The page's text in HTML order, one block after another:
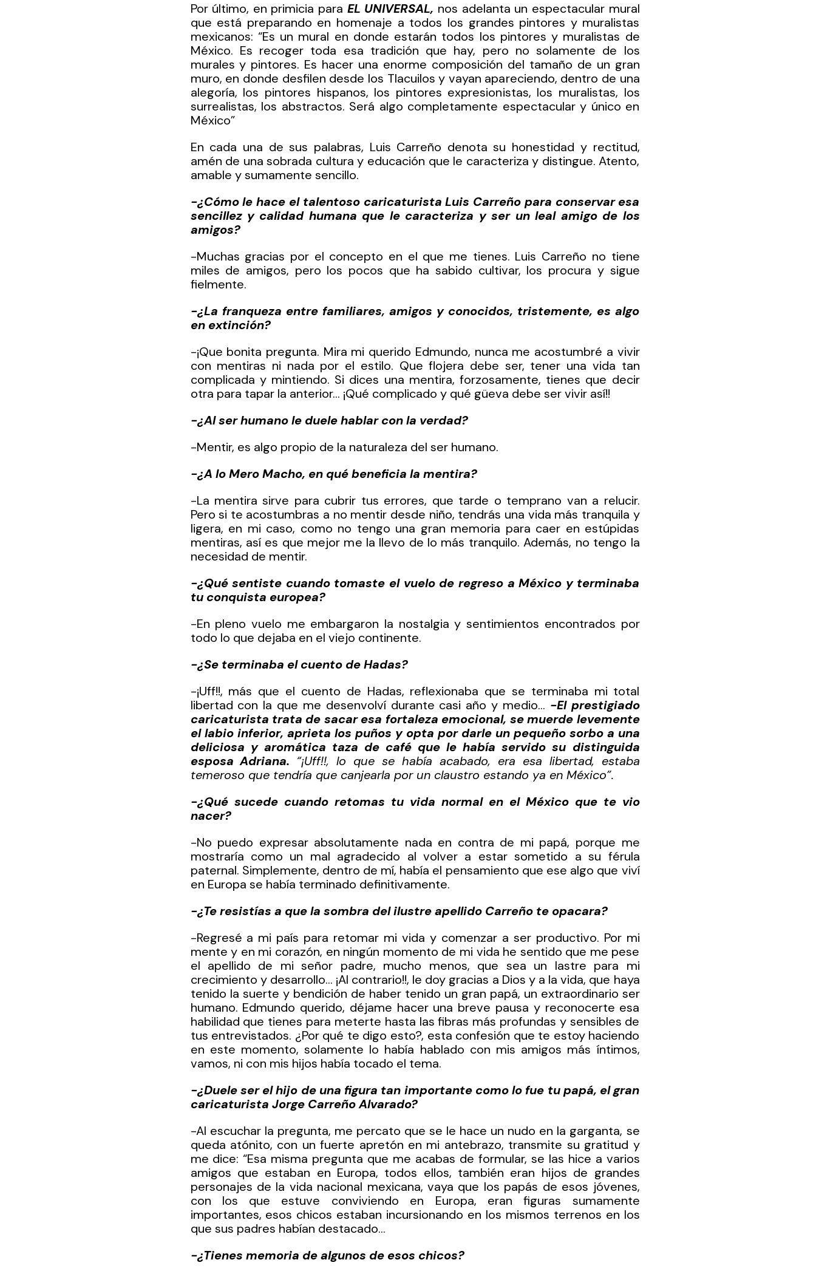
Por último, en primicia para EL UNIVERSAL, nos adelanta un espectacular mural
que está preparando en homenaje a todos los grandes pintores y muralistas
mexicanos: “Es un mural en donde estarán todos los pintores y muralistas de
México. Es recoger toda esa tradición que hay, pero no solamente de los
murales y pintores. Es hacer una enorme composición del tamaño de un gran
muro, en donde desfilen desde los Tlacuilos y vayan apareciendo, dentro de una
alegoría, los pintores hispanos, los pintores expresionistas, los muralistas, los
surrealistas, los abstractos. Será algo completamente espectacular y único en
México”
En cada una de sus palabras, Luis Carreño denota su honestidad y rectitud,
amén de una sobrada cultura y educación que le caracteriza y distingue. Atento,
amable y sumamente sencillo.
-¿Cómo le hace el talentoso caricaturista Luis Carreño para conservar esa
sencillez y calidad humana que le caracteriza y ser un leal amigo de los
amigos?
-Muchas gracias por el concepto en el que me tienes. Luis Carreño no tiene
miles de amigos, pero los pocos que ha sabido cultivar, los procura y sigue
fielmente.
-¿La franqueza entre familiares, amigos y conocidos, tristemente, es algo
en extinción?
-¡Que bonita pregunta. Mira mi querido Edmundo, nunca me acostumbré a vivir
con mentiras ni nada por el estilo. Que flojera debe ser, tener una vida tan
complicada y mintiendo. Si dices una mentira, forzosamente, tienes que decir
otra para tapar la anterior… ¡Qué complicado y qué güeva debe ser vivir así!!
-¿Al ser humano le duele hablar con la verdad?
-Mentir, es algo propio de la naturaleza del ser humano.
-¿A lo Mero Macho, en qué beneficia la mentira?
-La mentira sirve para cubrir tus errores, que tarde o temprano van a relucir.
Pero si te acostumbras a no mentir desde niño, tendrás una vida más tranquila y
ligera, en mi caso, como no tengo una gran memoria para caer en estúpidas
mentiras, así es que mejor me la llevo de lo más tranquilo. Además, no tengo la
necesidad de mentir.
-¿Qué sentiste cuando tomaste el vuelo de regreso a México y terminaba
tu conquista europea?
-En pleno vuelo me embargaron la nostalgia y sentimientos encontrados por
todo lo que dejaba en el viejo continente.
-¿Se terminaba el cuento de Hadas?
-¡Uff!!, más que el cuento de Hadas, reflexionaba que se terminaba mi total
libertad con la que me desenvolví durante casi año y medio… -El prestigiado
caricaturista trata de sacar esa fortaleza emocional, se muerde levemente
el labio inferior, aprieta los puños y opta por darle un pequeño sorbo a una
deliciosa y aromática taza de café que le había servido su distinguida
esposa Adriana. “¡Uff!!, lo que se había acabado, era esa libertad, estaba
temeroso que tendría que canjearla por un claustro estando ya en México”.
-¿Qué sucede cuando retomas tu vida normal en el México que te vio
nacer?
-No puedo expresar absolutamente nada en contra de mi papá, porque me
mostraría como un mal agradecido al volver a estar sometido a su férula
paternal. Simplemente, dentro de mí, había el pensamiento que ese algo que viví
en Europa se había terminado definitivamente.
-¿Te resistías a que la sombra del ilustre apellido Carreño te opacara?
-Regresé a mi país para retomar mi vida y comenzar a ser productivo. Por mi
mente y en mi corazón, en ningún momento de mi vida he sentido que me pese
el apellido de mi señor padre, mucho menos, que sea un lastre para mi
crecimiento y desarrollo… ¡Al contrario!!, le doy gracias a Dios y a la vida, que haya
tenido la suerte y bendición de haber tenido un gran papá, un extraordinario ser
humano. Edmundo querido, déjame hacer una breve pausa y reconocerte esa
habilidad que tienes para meterte hasta las fibras más profundas y sensibles de
tus entrevistados. ¿Por qué te digo esto?, esta confesión que te estoy haciendo
en este momento, solamente lo había hablado con mis amigos más íntimos,
vamos, ni con mis hijos había tocado el tema.
-¿Duele ser el hijo de una figura tan importante como lo fue tu papá, el gran
caricaturista Jorge Carreño Alvarado?
-Al escuchar la pregunta, me percato que se le hace un nudo en la garganta, se
queda atónito, con un fuerte apretón en mi antebrazo, transmite su gratitud y
me dice: “Esa misma pregunta que me acabas de formular, se las hice a varios
amigos que estaban en Europa, todos ellos, también eran hijos de grandes
personajes de la vida nacional mexicana, vaya que los papás de esos jóvenes,
con los que estuve conviviendo en Europa, eran figuras sumamente
importantes, esos chicos estaban incursionando en los mismos terrenos en los
que sus padres habían destacado…
-¿Tienes memoria de algunos de esos chicos?